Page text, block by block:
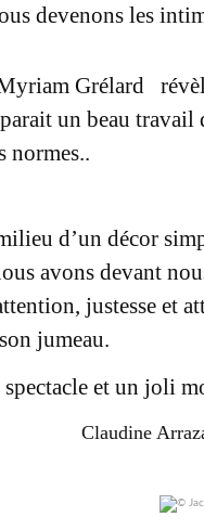
devenons les
Grélard
un beau travail
normes..
d’un décor
avons devant
justesse et
jumeau.
spectacle et un joli
Claudine